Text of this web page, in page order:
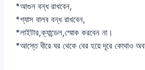
*আগুন বন্ধ রাখবেন,
*গ্যাস বালব বন্ধ রাখবেন,
*লাইটার,ক্যান্ডেল,স্মোক করবেন না।
*আস্তে ধীরে ঘর থেকে বের হয়ে দূরে কোথাও